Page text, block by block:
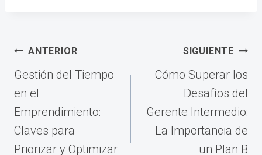
Navegación
de
entradas
ANTERIOR
Gestión del Tiempo
en el
Emprendimiento:
Claves para
Priorizar y Optimizar
SIGUIENTE
Cómo Superar los
Desafíos del
Gerente Intermedio:
La Importancia de
un Plan B